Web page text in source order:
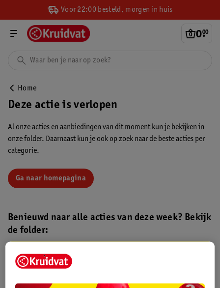
Voor 22:00 besteld, morgen in huis
0.
00
Home
Deze actie is verlopen
Al onze acties en aanbiedingen van dit moment kun je bekijken in
onze folder. Daarnaast kun je ook op zoek naar de beste acties per
categorie.
Ga naar homepagina
Benieuwd naar alle acties van deze week? Bekijk
de folder:
Kruidvat folder
augustus 2026.